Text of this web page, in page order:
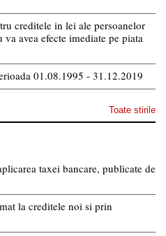
creditele in lei ale persoanelor
avea efecte imediate pe piata
01.08.1995 - 31.12.2019
Toate stirile
taxei bancare, publicate de
la creditele noi si prin